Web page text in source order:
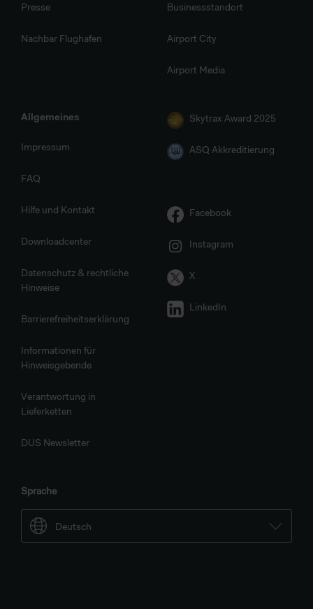
Presse
Nachbar Flughafen
Businessstandort
Airport City
Airport Media
Allgemeines
Impressum
FAQ
Hilfe und Kontakt
Downloadcenter
Datenschutz & rechtliche
Hinweise
Barrierefreiheitserklärung
Informationen für
Hinweisgebende
Verantwortung in
Lieferketten
DUS Newsletter
Skytrax Award 2025
ASQ Akkreditierung
Facebook
Instagram
X
LinkedIn
Sprache
Deutsch